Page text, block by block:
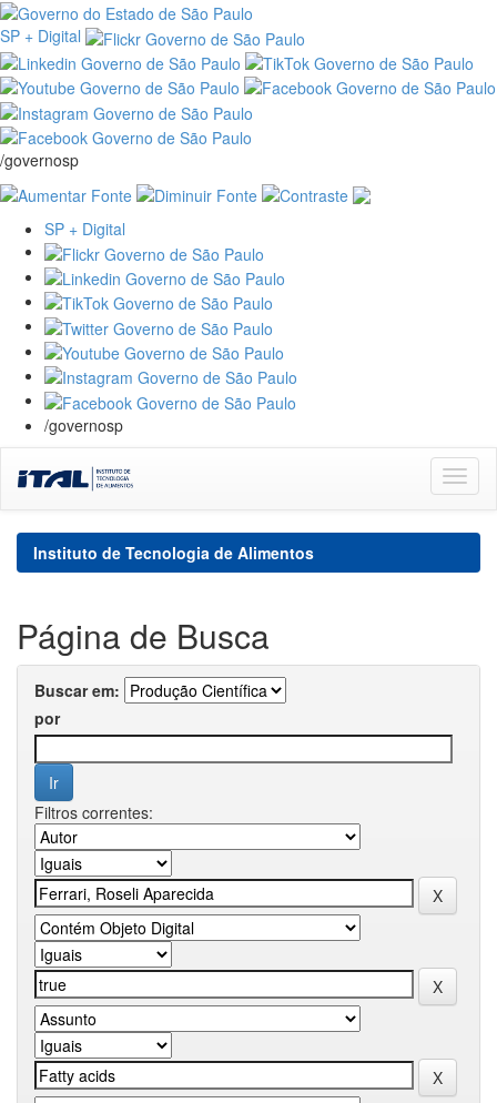
SP + Digital
/governosp
SP + Digital
/governosp
navigation
Instituto de Tecnologia de Alimentos
Página de Busca
Buscar em:
por
Filtros correntes: